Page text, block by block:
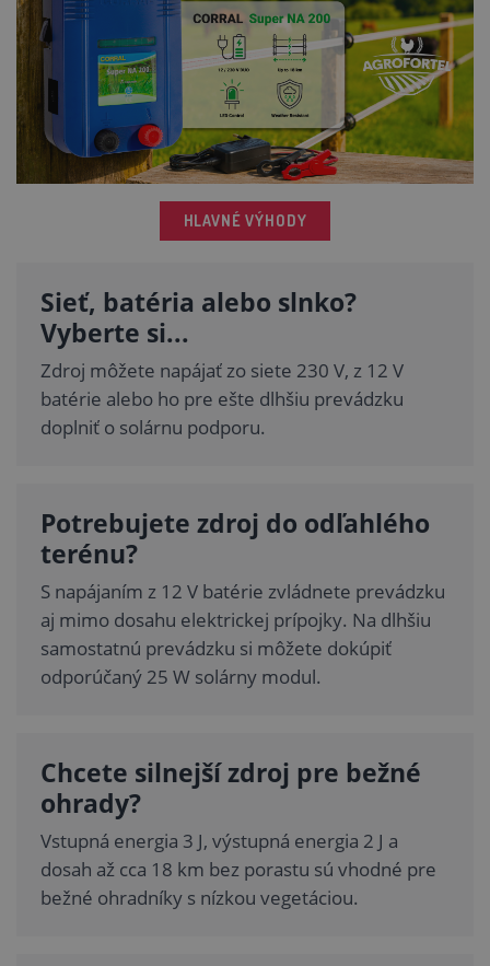
HLAVNÉ VÝHODY
Sieť, batéria alebo slnko?
Vyberte si...
Zdroj môžete napájať zo siete 230 V, z 12 V
batérie alebo ho pre ešte dlhšiu prevádzku
doplniť o solárnu podporu.
Potrebujete zdroj do odľahlého
terénu?
S napájaním z 12 V batérie zvládnete prevádzku
aj mimo dosahu elektrickej prípojky. Na dlhšiu
samostatnú prevádzku si môžete dokúpiť
odporúčaný 25 W solárny modul.
Chcete silnejší zdroj pre bežné
ohrady?
Vstupná energia 3 J, výstupná energia 2 J a
dosah až cca 18 km bez porastu sú vhodné pre
bežné ohradníky s nízkou vegetáciou.